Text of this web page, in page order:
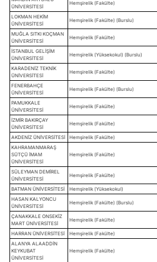
ÜNİVERSİTESİ
Hemşirelik (Fakülte)
LOKMAN HEKİM
ÜNİVERSİTESİ
Hemşirelik (Fakülte) (Burslu)
MUĞLA SITKI KOÇMAN
ÜNİVERSİTESİ
Hemşirelik (Fakülte)
İSTANBUL GELİŞİM
ÜNİVERSİTESİ
Hemşirelik (Yüksekokul) (Burslu)
KARADENİZ TEKNİK
ÜNİVERSİTESİ
Hemşirelik (Fakülte)
FENERBAHÇE
ÜNİVERSİTESİ
Hemşirelik (Fakülte) (Burslu)
PAMUKKALE
ÜNİVERSİTESİ
Hemşirelik (Fakülte)
İZMİR BAKIRÇAY
ÜNİVERSİTESİ
Hemşirelik (Fakülte)
AKDENİZ ÜNİVERSİTESİ Hemşirelik (Fakülte)
KAHRAMANMARAŞ
SÜTÇÜ İMAM
ÜNİVERSİTESİ
Hemşirelik (Fakülte)
SÜLEYMAN DEMİREL
ÜNİVERSİTESİ
Hemşirelik (Fakülte)
BATMAN ÜNİVERSİTESİ Hemşirelik (Yüksekokul)
HASAN KALYONCU
ÜNİVERSİTESİ
Hemşirelik (Fakülte) (Burslu)
ÇANAKKALE ONSEKİZ
MART ÜNİVERSİTESİ
Hemşirelik (Fakülte)
HARRAN ÜNİVERSİTESİ Hemşirelik (Fakülte)
ALANYA ALAADDİN
KEYKUBAT
ÜNİVERSİTESİ
Hemşirelik (Fakülte)